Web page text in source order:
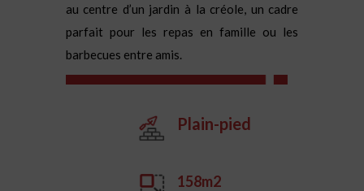
au centre d’un jardin à la créole, un cadre
parfait pour les repas en famille ou les
barbecues entre amis.
Plain-pied
158m2